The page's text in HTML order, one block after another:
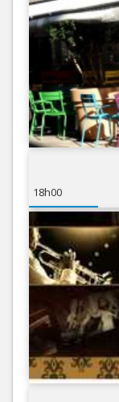
18h00